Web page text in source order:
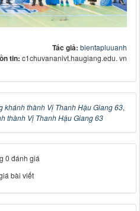
Tác giả: bientapluuanh
tin: c1chuvananivt.haugiang.edu. vn
khánh thành Vị Thanh Hậu Giang 63,
thành Vị Thanh Hậu Giang 63
0 đánh giá
bài viết